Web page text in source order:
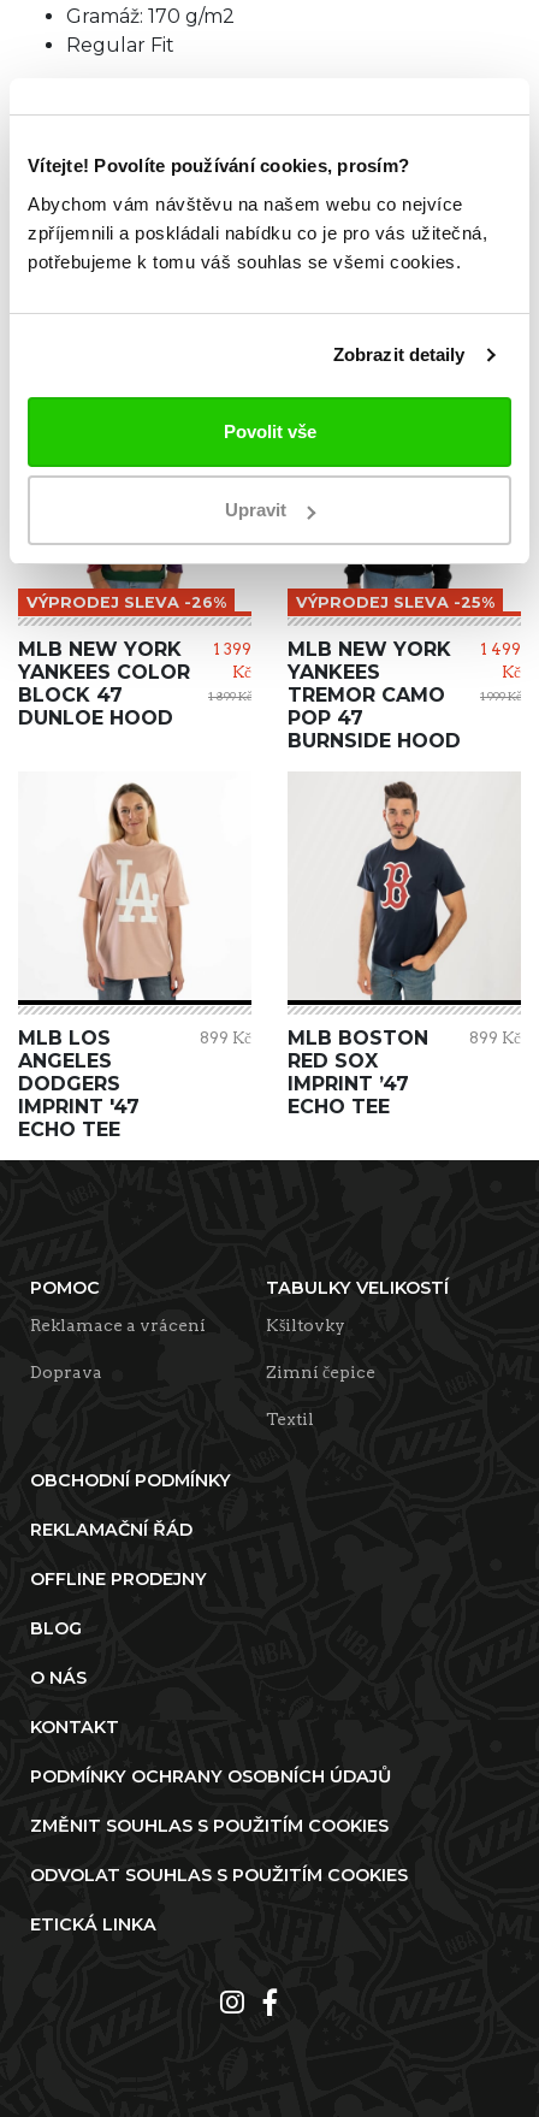
Vítejte! Povolíte používání cookies, prosím?
Abychom vám návštěvu na našem webu co nejvíce
zpříjemnili a poskládali nabídku co je pro vás užitečná,
potřebujeme k tomu váš souhlas se všemi cookies.
Zobrazit detaily
Povolit vše
Upravit
Gramáž: 170 g/m2
Regular Fit
menší velikost.
ZKOUKNI TAKÉ TYTO.
VÝPRODEJ SLEVA -26%
MLB NEW YORK
YANKEES COLOR
BLOCK 47
DUNLOE HOOD
1 399
Kč
1 899 Kč
VÝPRODEJ SLEVA -25%
MLB NEW YORK
YANKEES
TREMOR CAMO
POP 47
BURNSIDE HOOD
1 499
Kč
1 999 Kč
MLB LOS
ANGELES
DODGERS
IMPRINT '47
ECHO TEE
899 Kč
MLB BOSTON
RED SOX
IMPRINT ’47
ECHO TEE
899 Kč
POMOC
Reklamace a vrácení
Doprava
TABULKY VELIKOSTÍ
Kšiltovky
Zimní čepice
Textil
OBCHODNÍ PODMÍNKY
REKLAMAČNÍ ŘÁD
OFFLINE PRODEJNY
BLOG
O NÁS
KONTAKT
PODMÍNKY OCHRANY OSOBNÍCH ÚDAJŮ
ZMĚNIT SOUHLAS S POUŽITÍM COOKIES
ODVOLAT SOUHLAS S POUŽITÍM COOKIES
ETICKÁ LINKA